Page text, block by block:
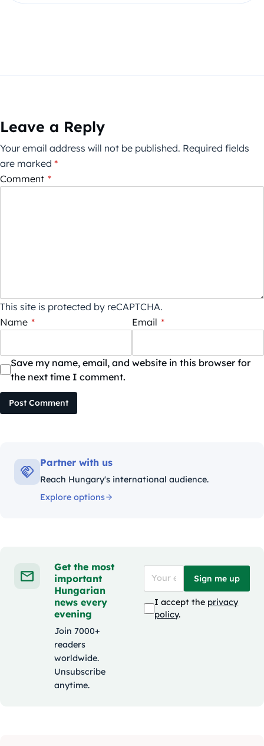
Leave a Reply
Your email address will not be published. Required fields
are marked *
Comment *
This site is protected by reCAPTCHA.
Name * Email *
Save my name, email, and website in this browser for
the next time I comment.
Post Comment
Partner with us
Reach Hungary's international audience.
Explore options
Get the most
important
Hungarian
news every
evening
Join 7000+
readers
worldwide.
Unsubscribe
anytime.
Sign me up
I accept the privacy
policy.